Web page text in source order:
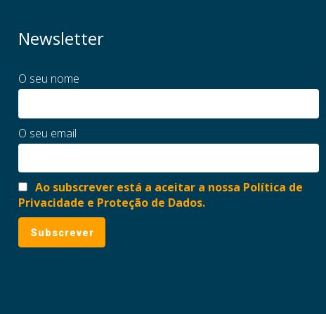
Newsletter
O seu nome
O seu email
Ao subscrever está a aceitar a nossa Política de
Privacidade e Proteção de Dados.